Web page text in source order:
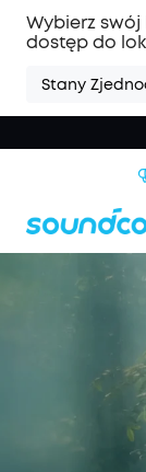
Wybierz
dostęp do
Stany